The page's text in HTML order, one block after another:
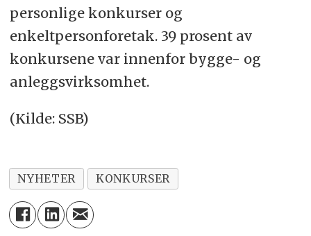
personlige konkurser og
enkeltpersonforetak. 39 prosent av
konkursene var innenfor bygge- og
anleggsvirksomhet.
(Kilde: SSB)
NYHETER KONKURSER